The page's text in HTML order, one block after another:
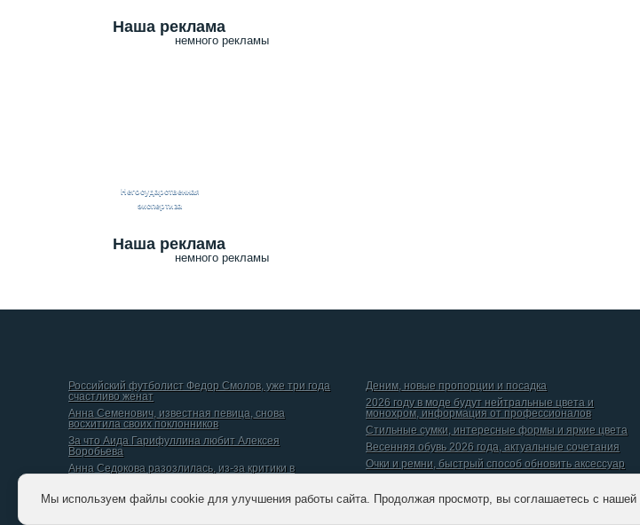
Наша реклама
немного рекламы
Негосударственная
экспертиза
Наша реклама
немного рекламы
Российский футболист Федор Смолов, уже три года
счастливо женат
Анна Семенович, известная певица, снова
восхитила своих поклонников
За что Аида Гарифуллина любит Алексея
Воробьева
Анна Седокова разозлилась, из-за критики в
Даниил Вершинин, рассказал о том, какой он видит
идеальную женщину
Деним, новые пропорции и посадка
2026 году в моде будут нейтральные цвета и
монохром, информация от профессионалов
Стильные сумки, интересные формы и яркие цвета
Весенняя обувь 2026 года, актуальные сочетания
Очки и ремни, быстрый способ обновить аксессуар
Мы используем файлы cookie для улучшения работы сайта. Продолжая просмотр, вы соглашаетесь с нашей